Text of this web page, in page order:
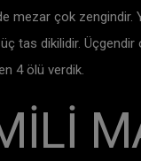
mezar çok zengindir.
tas dikilidir. Üçgendir
4 ölü verdik.